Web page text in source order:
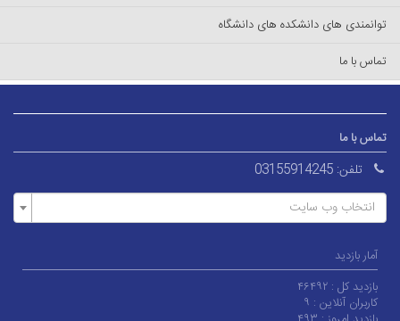
توانمندی های دانشکده های دانشگاه
تماس با ما
تماس با ما
تلفن: 03155914245
انتخاب وب سایت
آمار بازدید
بازدید کل : ۴۶۴۹۲
کاربران آنلاین : ۹